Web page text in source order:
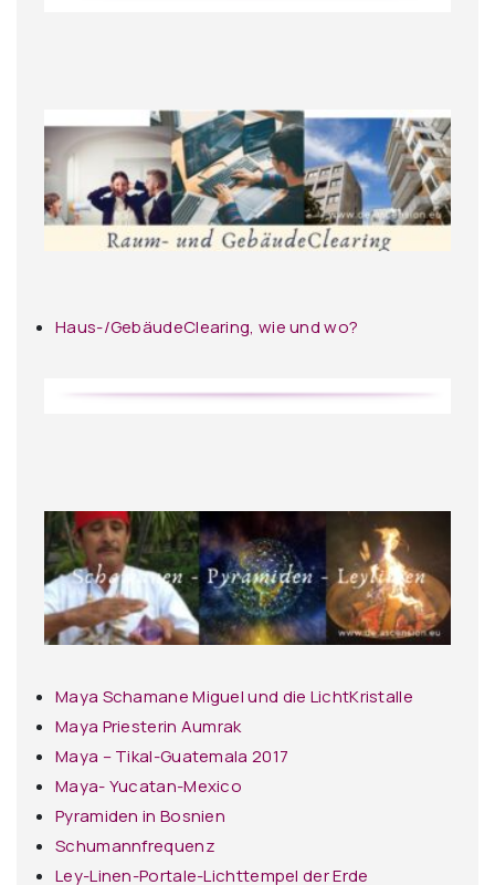
Haus-/GebäudeClearing, wie und wo?
Maya Schamane Miguel und die LichtKristalle
Maya Priesterin Aumrak
Maya – Tikal-Guatemala 2017
Maya- Yucatan-Mexico
Pyramiden in Bosnien
Schumannfrequenz
Ley-Linen-Portale-Lichttempel der Erde